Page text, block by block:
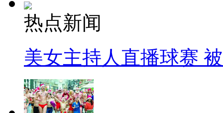
热点新闻
美女主持人直播球赛